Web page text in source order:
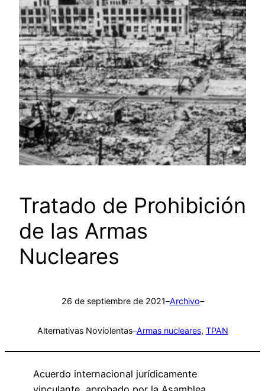
Tratado de Prohibición
de las Armas
Nucleares
26 de septiembre de 2021–Archivo–
Alternativas Noviolentas–Armas nucleares, TPAN
Acuerdo internacional jurídicamente